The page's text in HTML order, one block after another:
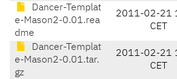
Dancer-Templat
e-Mason2-0.01.rea
dme
2011-02-21
CET
Dancer-Templat
e-Mason2-0.01.tar.
gz
2011-02-21
CET